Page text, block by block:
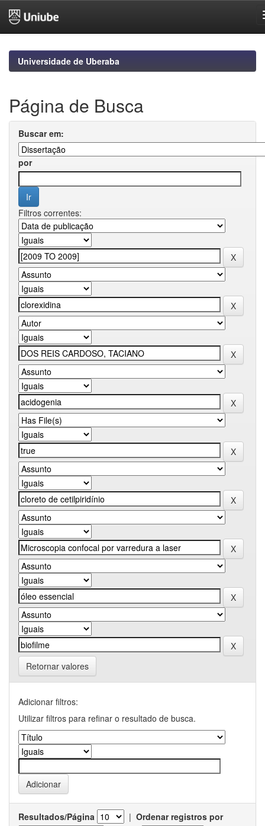
navigationUniversidade de Uberaba
Página de Busca
Buscar em:
por
Filtros correntes:
Retornar valores
Adicionar filtros:
Utilizar filtros para refinar o resultado de busca.
Resultados/Página | Ordenar registros por